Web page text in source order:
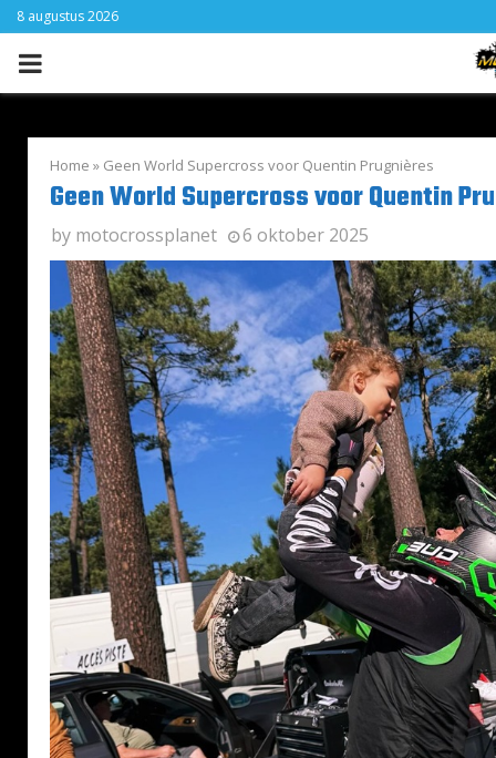
8 augustus 2026
PRIMARY
Home » Geen World Supercross voor Quentin Prugnières
Geen World Supercross voor Quentin
by motocrossplanet 6 oktober 2025